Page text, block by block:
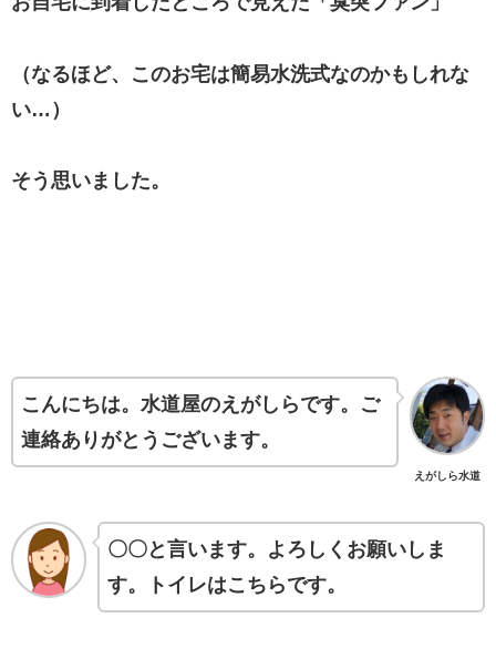
（なるほど、このお宅は簡易水洗式なのかもしれな
い…）
そう思いました。
えがしら水道
こんにちは。水道屋のえがしらです。ご
連絡ありがとうございます。
〇〇と言います。よろしくお願いしま
す。トイレはこちらです。